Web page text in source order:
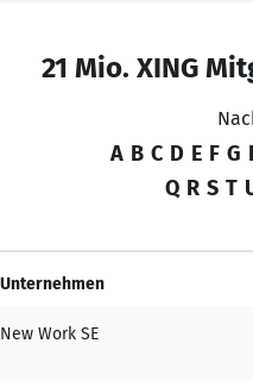
21 Mio. XING
A B C D E F G
Q R S T
Unternehmen
New Work SE